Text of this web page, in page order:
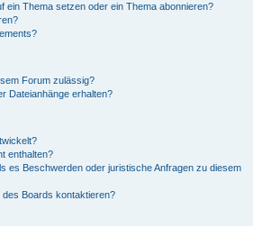
ein Thema setzen oder ein Thema abonnieren?
Forum zulässig?
Dateianhänge erhalten?
enthalten?
es Beschwerden oder juristische Anfragen zu diesem
des Boards kontaktieren?